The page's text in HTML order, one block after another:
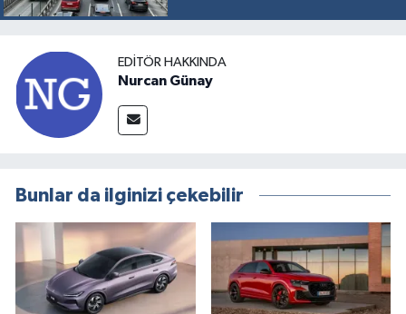
EDITÖR HAKKINDA
Nurcan Günay
Bunlar da ilginizi çekebilir